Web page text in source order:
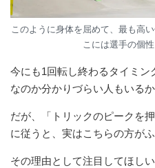
このように身体を屈めて、最も高
こには選手の個
今にも1回転し終わるタイミン
なのか分かりづらい人もいるか
だが、「トリックのピークを
に従うと、実はこちらの方がふ
その理由として注目してほし